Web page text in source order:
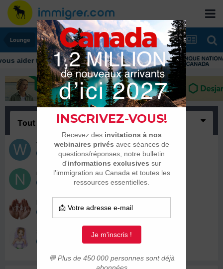
Lounge
Tout
werayda
22 janvier 2015
nesnes
15 janvier 2015
10 janvier 2015
SarahJade
8 janvier 2015